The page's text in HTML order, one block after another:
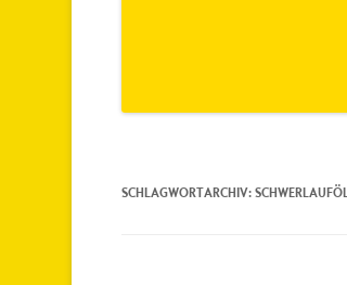
SCHLAGWORTARCHIV:SCHWERLAUFÖL